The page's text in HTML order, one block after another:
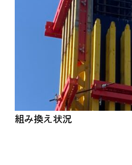
組み換え状況